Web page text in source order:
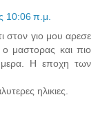
10:06 π.μ.
στον γιο μου αρεσε
μαστορας και πιο
Η εποχη των
ηλικιες.